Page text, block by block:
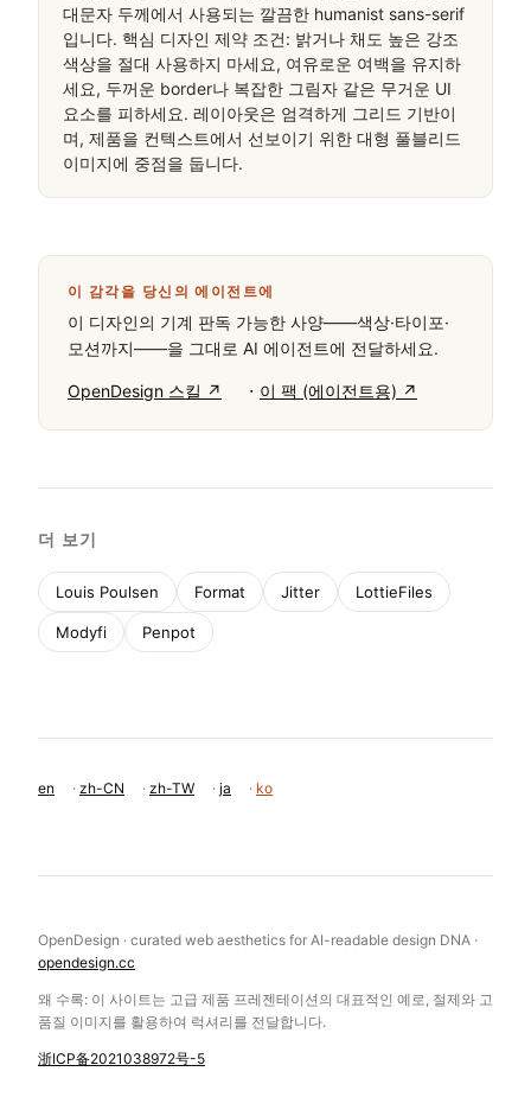
대문자 두께에서 사용되는 깔끔한 humanist sans-serif
입니다. 핵심 디자인 제약 조건: 밝거나 채도 높은 강조
색상을 절대 사용하지 마세요, 여유로운 여백을 유지하
세요, 두꺼운 border나 복잡한 그림자 같은 무거운 UI
요소를 피하세요. 레이아웃은 엄격하게 그리드 기반이
며, 제품을 컨텍스트에서 선보이기 위한 대형 풀블리드
이미지에 중점을 둡니다.
이 감각을 당신의 에이전트에
이 디자인의 기계 판독 가능한 사양——색상·타이포·
모션까지——을 그대로 AI 에이전트에 전달하세요.
OpenDesign 스킬 ↗ · 이 팩 (에이전트용) ↗
더 보기
Louis Poulsen Format Jitter LottieFiles
Modyfi Penpot
en · zh-CN · zh-TW · ja · ko
OpenDesign · curated web aesthetics for AI-readable design DNA ·
opendesign.cc
왜 수록: 이 사이트는 고급 제품 프레젠테이션의 대표적인 예로, 절제와 고
품질 이미지를 활용하여 럭셔리를 전달합니다.
浙ICP备2021038972号-5